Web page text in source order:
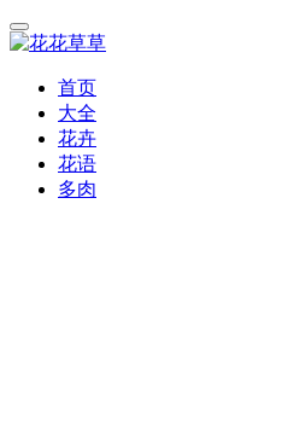
首页
大全
花卉
花语
多肉